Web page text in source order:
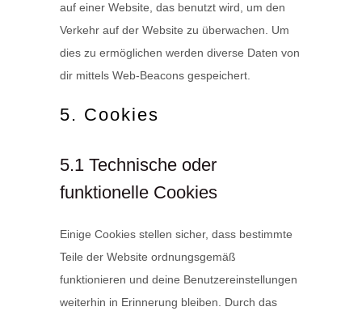
auf einer Website, das benutzt wird, um den
Verkehr auf der Website zu überwachen. Um
dies zu ermöglichen werden diverse Daten von
dir mittels Web-Beacons gespeichert.
5. Cookies
5.1 Technische oder
funktionelle Cookies
Einige Cookies stellen sicher, dass bestimmte
Teile der Website ordnungsgemäß
funktionieren und deine Benutzereinstellungen
weiterhin in Erinnerung bleiben. Durch das